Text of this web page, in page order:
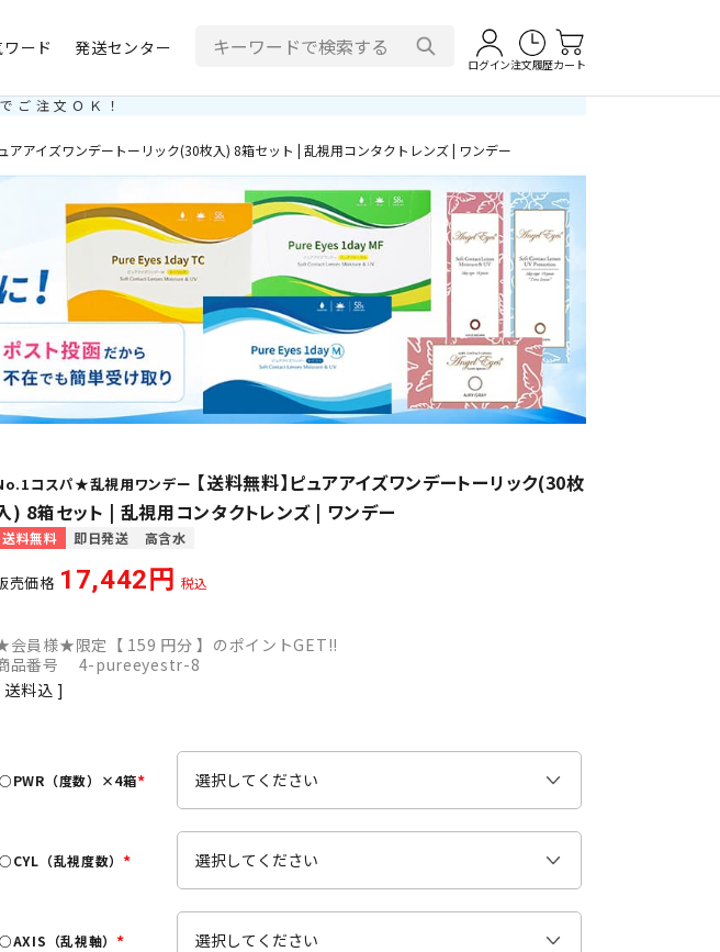
ード 発送センター
ログイン注文履歴カート
ご注文ＯＫ！
アアイズワンデートーリック(30枚入) 8箱セット | 乱視用コンタクトレンズ | ワンデー
コスパ★乱視用ワンデー 【送料無料】ピュアアイズワンデートーリック(30枚
) 8箱セット | 乱視用コンタクトレンズ | ワンデー
送料無料 即日発送 高含水
売価格 17,442 税込
会員様★限定【 159 円分 】のポイントGET!!
品番号
4-pureeyestr-8
送料込
○PWR（度数）×4箱
○CYL（乱視度数）
)
○AXIS（乱視軸）